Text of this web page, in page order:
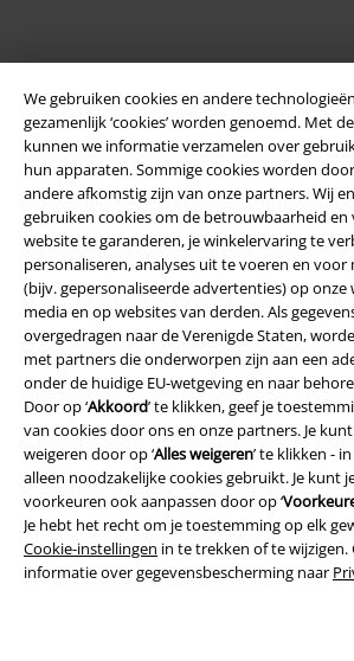
We gebruiken cookies en andere
gezamenlijk ‘cookies’ worden genoemd. Met
kunnen we informatie verzamelen over
hun apparaten. Sommige cookies worden
andere afkomstig zijn van onze partners. Wij
gebruiken cookies om de betrouwbaarheid en
website te garanderen, je winkelervaring te
personaliseren, analyses uit te voeren en
(bijv. gepersonaliseerde advertenties) op onze
media en op websites van derden. Als
overgedragen naar de Verenigde Staten,
met partners die onderworpen zijn aan een
onder de huidige EU-wetgeving en naar
Door op ‘Akkoord’ te klikken, geef je
van cookies door ons en onze partners. Je
weigeren door op ‘Alles weigeren’ te klikken -
alleen noodzakelijke cookies gebruikt. Je kunt
voorkeuren ook aanpassen door op ‘
Je hebt het recht om je toestemming op elk
Cookie-instellingen in te trekken of te wijzigen.
informatie over gegevensbescherming naar
Legal
Algemene Voorwaarden
Bedrijfsgegevens
Privacyverklaring
Verklaring van conformiteit
Informatie over toegankelijkheid
Cookie-instellingen